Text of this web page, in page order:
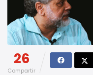
26
Compartir